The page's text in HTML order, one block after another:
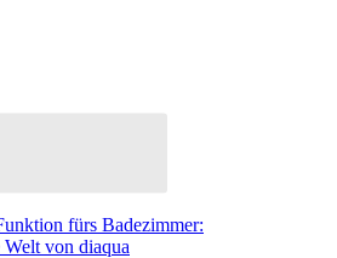
fürs Badezimmer:
von diaqua